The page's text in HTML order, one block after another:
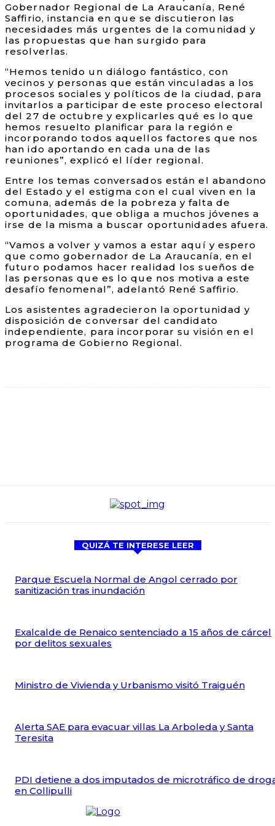
Gobernador Regional de La Araucanía, René
Saffirio, instancia en que se discutieron las
necesidades más urgentes de la comunidad y
las propuestas que han surgido para
resolverlas.
“Hemos tenido un diálogo fantástico, con
vecinos y personas que están vinculadas a los
procesos sociales y políticos de la ciudad, para
invitarlos a participar de este proceso electoral
del 27 de octubre y explicarles qué es lo que
hemos resuelto planificar para la región e
incorporando todos aquellos factores que nos
han ido aportando en cada una de las
reuniones”, explicó el líder regional.
Entre los temas conversados están el abandono
del Estado y el estigma con el cual viven en la
comuna, además de la pobreza y falta de
oportunidades, que obliga a muchos jóvenes a
irse de la misma a buscar oportunidades afuera.
“Vamos a volver y vamos a estar aquí y espero
que como gobernador de La Araucanía, en el
futuro podamos hacer realidad los sueños de
las personas que es lo que nos motiva a este
desafío fenomenal”, adelantó René Saffirio.
Los asistentes agradecieron la oportunidad y
disposición de conversar del candidato
independiente, para incorporar su visión en el
programa de Gobierno Regional.
QUIZÁ TE INTERESE LEER
Parque Escuela Normal de Angol cerrado por
sanitización tras inundación
Exalcalde de Renaico sentenciado a 15 años de cárcel
por delitos sexuales
Ministro de Vivienda y Urbanismo visitó Traiguén
Alerta SAE para evacuar villas La Arboleda y Santa
Teresita
PDI detiene a dos imputados de microtráfico de
en Collipulli